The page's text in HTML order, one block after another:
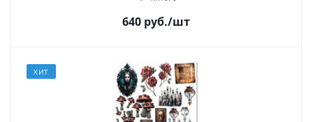
640 руб./шт
ХИТ